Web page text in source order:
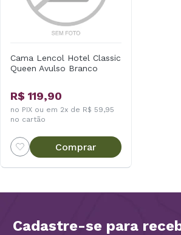
Cama Lencol Hotel Classic
Queen Avulso Branco
R$ 119,90
no PIX ou em 2x de R$ 59,95
no cartão
Comprar
Cadastre-se para